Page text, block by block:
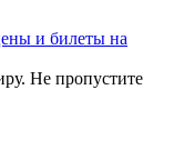
и билеты на
Не пропустите